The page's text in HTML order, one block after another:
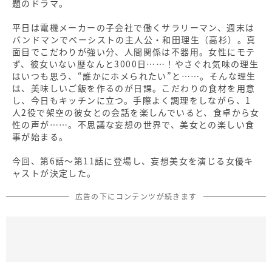
題のドラマ。
平日は電機メーカーの子会社で働くサラリーマン、週末は
バンドマンでベーシストの主人公・和田理生（高杉）。真
面目でこだわりが強い分、人間関係は不器用。女性にモテ
ず、彼女いない歴なんと3000日……！やさぐれ気味の理生
はいつも思う、“誰かにホメられたい”と……。そんな理生
は、美味しいご飯を作るのが日課。こだわりの食材を用意
し、今日もキッチンに立つ。手際よく調理をしながら、1
人2役で架空の彼女との会話を楽しんでいると、食卓から女
性の声が……。不思議な妄想の世界で、美女との楽しい食
事が始まる。
今回、第6話～第11話に登場し、妄想美女を演じる女優キ
ャストが決定した。
広告の下にコンテンツが続きます